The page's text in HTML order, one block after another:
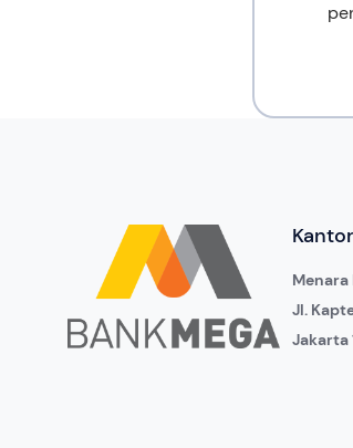
Menara
Jl.
Jakarta